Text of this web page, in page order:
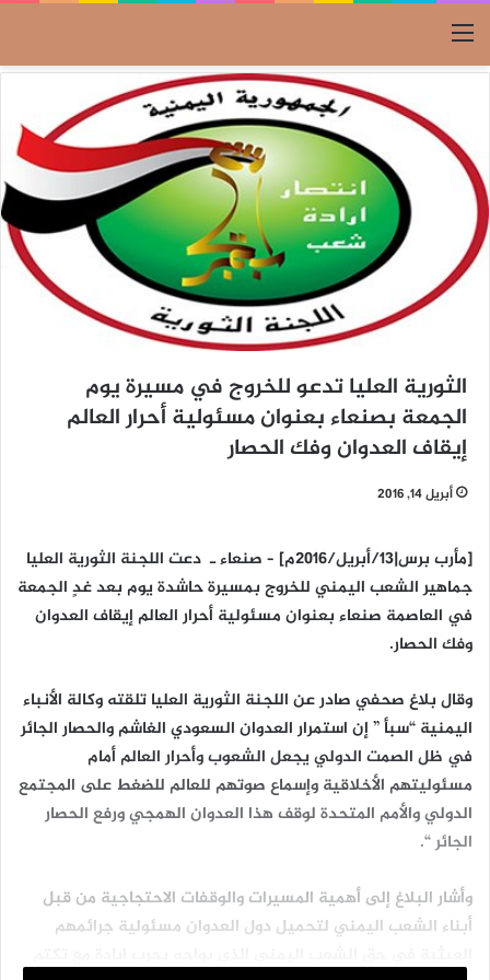
القائمة
الثورية العليا تدعو للخروج في مسيرة يوم
الجمعة بصنعاء بعنوان مسئولية أحرار العالم
إيقاف العدوان وفك الحصار
أبريل 14, 2016
[مأرب برس|13/أبريل/2016م] – صنعاء ـ دعت اللجنة الثورية العليا
جماهير الشعب اليمني للخروج بمسيرة حاشدة يوم بعد غدٍ الجمعة
في العاصمة صنعاء بعنوان مسئولية أحرار العالم إيقاف العدوان
وفك الحصار.
وقال بلاغ صحفي صادر عن اللجنة الثورية العليا تلقته وكالة الأنباء
اليمنية “سبأ ” إن استمرار العدوان السعودي الغاشم والحصار الجائر
في ظل الصمت الدولي يجعل الشعوب وأحرار العالم أمام
مسئوليتهم الأخلاقية وإسماع صوتهم للعالم للضغط على المجتمع
الدولي والأمم المتحدة لوقف هذا العدوان الهمجي ورفع الحصار
الجائر “.
وأشار البلاغ إلى أهمية المسيرات والوقفات الاحتجاجية من قبل
أبناء الشعب اليمني لتحميل دول العدوان مسئولية جرائمهم